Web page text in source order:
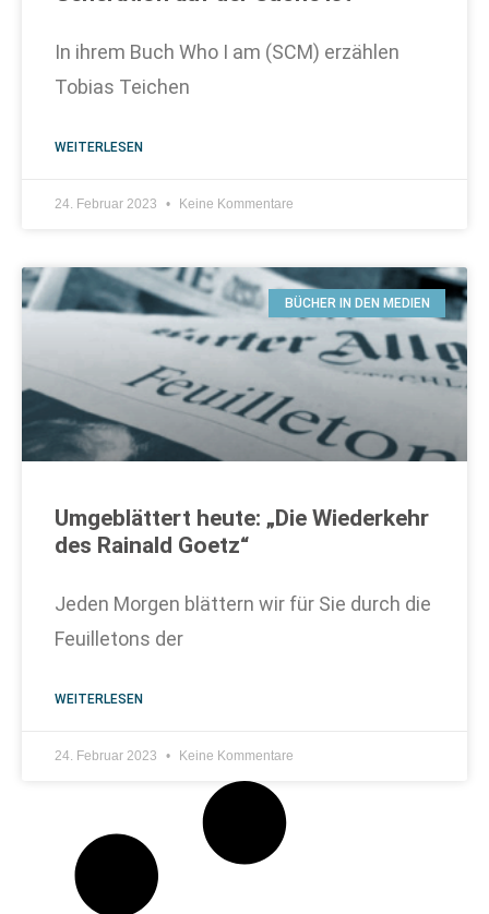
In ihrem Buch Who I am (SCM) erzählen
Tobias Teichen
WEITERLESEN
24. Februar 2023 Keine Kommentare
BÜCHER IN DEN MEDIEN
Umgeblättert heute: „Die Wiederkehr
des Rainald Goetz“
Jeden Morgen blättern wir für Sie durch die
Feuilletons der
WEITERLESEN
24. Februar 2023 Keine Kommentare